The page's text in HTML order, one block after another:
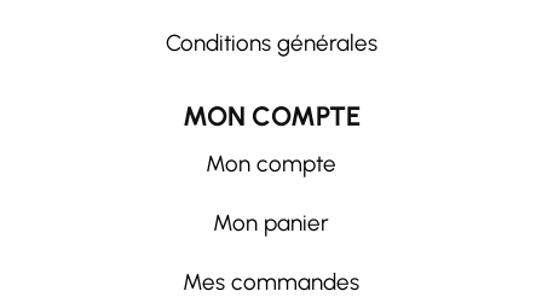
Conditions générales
MON COMPTE
Mon compte
Mon panier
Mes commandes